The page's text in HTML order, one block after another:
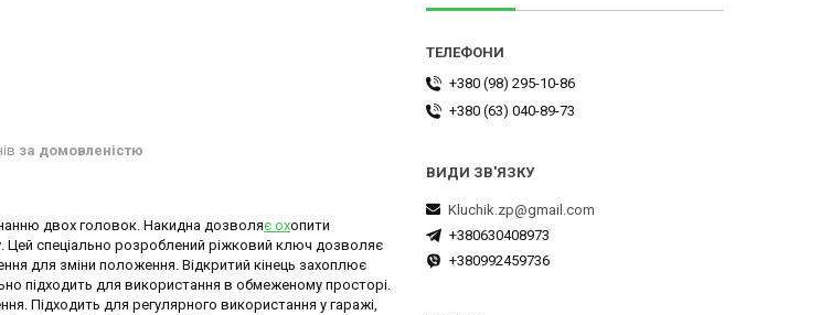
за домовленістю
двох головок. Накидна дозволяє охопити
Цей спеціально розроблений ріжковий ключ дозволяє
для зміни положення. Відкритий кінець захоплює
підходить для використання в обмеженому просторі.
Підходить для регулярного використання у гаражі,
+380 (98) 295-10-86
+380 (63) 040-89-73
Kluchik.zp@gmail.com
+380630408973
+380992459736